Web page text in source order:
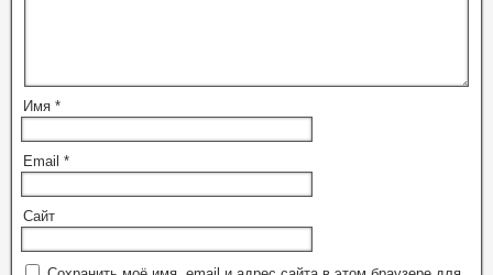
Имя *
Email *
Сайт